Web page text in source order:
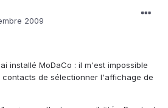
2009
installé MoDaCo : il m'est impossible
contacts de sélectionner l'affichage de